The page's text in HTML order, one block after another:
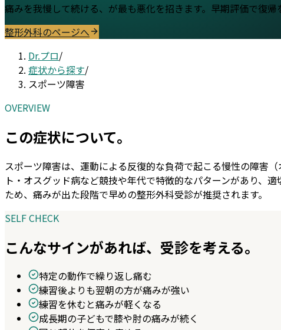
痛みを我慢して続ける、が最も悪化を招きます。早期評価で復帰
整形外科のページへ
Dr.プロ/
症状から探す/
スポーツ障害
OVERVIEW
この症状について。
スポーツ障害は、運動による反復的な負荷で起こる慢性の障害
ト・オスグッド病など競技や年代で特徴的なパターンがあり、
ため、痛みが出た段階で早めの整形外科受診が推奨されます。
SELF CHECK
こんなサインがあれば、受診を考える。
特定の動作で繰り返し痛む
練習後よりも翌朝の方が痛みが強い
練習を休むと痛みが軽くなる
成長期の子どもで膝や肘の痛みが続く